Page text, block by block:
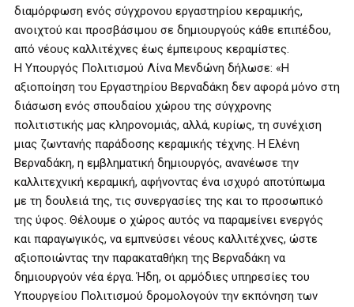
διαμόρφωση ενός σύγχρονου εργαστηρίου κεραμικής,
ανοιχτού και προσβάσιμου σε δημιουργούς κάθε επιπέδου,
από νέους καλλιτέχνες έως έμπειρους κεραμίστες.
Η Υπουργός Πολιτισμού Λίνα Μενδώνη δήλωσε: «Η
αξιοποίηση του Εργαστηρίου Βερναδάκη δεν αφορά μόνο στη
διάσωση ενός σπουδαίου χώρου της σύγχρονης
πολιτιστικής μας κληρονομιάς, αλλά, κυρίως, τη συνέχιση
μιας ζωντανής παράδοσης κεραμικής τέχνης. Η Ελένη
Βερναδάκη, η εμβληματική δημιουργός, ανανέωσε την
καλλιτεχνική κεραμική, αφήνοντας ένα ισχυρό αποτύπωμα
με τη δουλειά της, τις συνεργασίες της και το προσωπικό
της ύφος. Θέλουμε ο χώρος αυτός να παραμείνει ενεργός
και παραγωγικός, να εμπνεύσει νέους καλλιτέχνες, ώστε
αξιοποιώντας την παρακαταθήκη της Βερναδάκη να
δημιουργούν νέα έργα. Ήδη, οι αρμόδιες υπηρεσίες του
Υπουργείου Πολιτισμού δρομολογούν την εκπόνηση των